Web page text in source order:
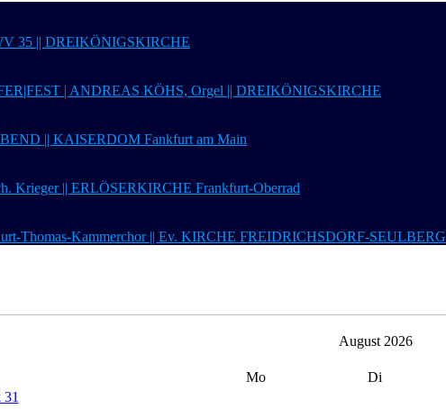
35 || DREIKÖNIGSKIRCHE
| ANDREAS KÖHS, Orgel || DREIKÖNIGSKIRCHE
|| KAISERDOM Fankfurt am Main
Krieger || ERLÖSERKIRCHE Frankfurt-Oberrad
Thomas-Kammerchor || Ev. KIRCHE FREIDRICHSDORF-SEULBERG
August 2026
Mo Di